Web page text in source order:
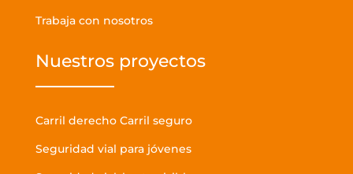
Trabaja con nosotros
Nuestros proyectos
Carril derecho Carril seguro
Seguridad vial para jóvenes